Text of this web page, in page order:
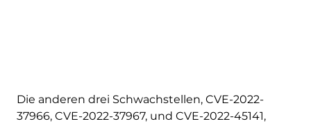
Die anderen drei Schwachstellen, CVE-2022-
37966, CVE-2022-37967, und CVE-2022-45141,